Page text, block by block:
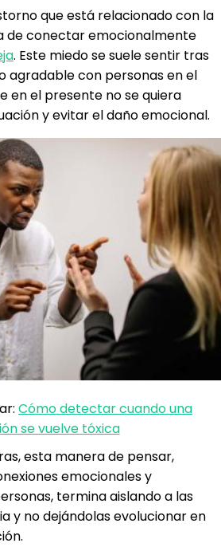
que está relacionado con la
de conectar emocionalmente
. Este miedo se suele sentir tras
agradable con personas en el
en el presente no se quiera
y evitar el daño emocional.
Cómo detectar cuando una
se vuelve tóxica
esta manera de pensar,
emocionales y
termina aislando a las
y no dejándolas evolucionar en